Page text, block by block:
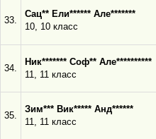
33.
Сац** Ели****** Але*******
10, 10 класс
34.
Ник******* Соф** Але**********
11, 11 класс
35.
Зим*** Вик***** Анд******
11, 11 класс